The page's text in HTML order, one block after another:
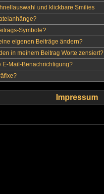
und klickbare Smilies
Symbole?
eigenen Beiträge ändern?
in meinem Beitrag Worte zensiert?
E-Mail-Benachrichtigung?
Impressum